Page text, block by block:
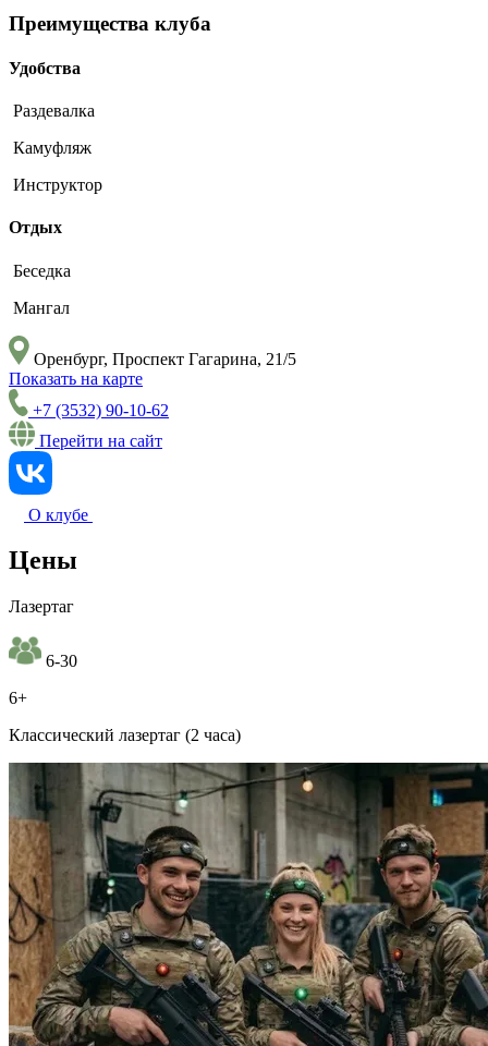
Преимущества клуба
Удобства
Раздевалка
Камуфляж
Инструктор
Отдых
Беседка
Мангал
Оренбург, Проспект Гагарина, 21/5
Показать на карте
+7 (3532) 90-10-62
Перейти на сайт
О клубе
Цены
Лазертаг
6-30
6+
Классический лазертаг (2 часа)